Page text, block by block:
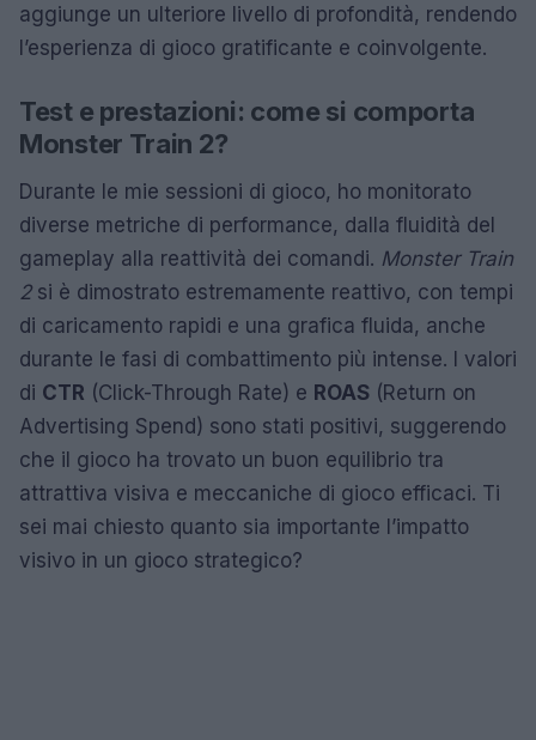
aggiunge un ulteriore livello di profondità, rendendo
l’esperienza di gioco gratificante e coinvolgente.
Test e prestazioni: come si comporta
Monster Train 2?
Durante le mie sessioni di gioco, ho monitorato
diverse metriche di performance, dalla fluidità del
gameplay alla reattività dei comandi. Monster Train
2si è dimostrato estremamente reattivo, con tempi
di caricamento rapidi e una grafica fluida, anche
durante le fasi di combattimento più intense. I valori
di CTR (Click-Through Rate) e ROAS (Return on
Advertising Spend) sono stati positivi, suggerendo
che il gioco ha trovato un buon equilibrio tra
attrattiva visiva e meccaniche di gioco efficaci. Ti
sei mai chiesto quanto sia importante l’impatto
visivo in un gioco strategico?